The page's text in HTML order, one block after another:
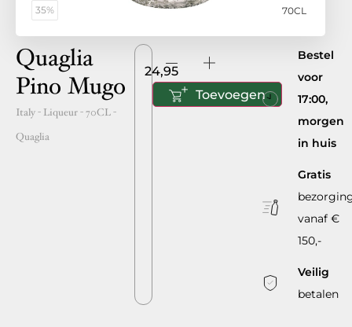
35% 70CL
Quaglia
Pino Mugo
Italy- Liqueur -70CL-
Quaglia
24,95
Toevoegen
Bestel
voor
17:00,
morgen
in huis
Gratis
vanaf €
150,-
Veilig
betalen